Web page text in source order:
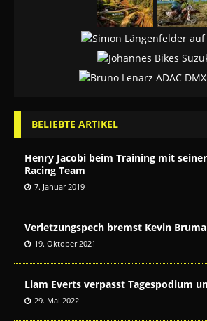
BELIEBTE ARTIKEL
Henry Jacobi beim Training mit
Racing Team
7. Januar 2019
Verletzungspech bremst Kevin
19. Oktober 2021
Liam Everts verpasst Tagespodium
29. Mai 2022